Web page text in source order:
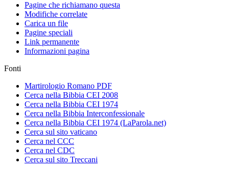
Pagine che richiamano questa
Modifiche correlate
Carica un file
Pagine speciali
Link permanente
Informazioni pagina
Fonti
Martirologio Romano PDF
Cerca nella Bibbia CEI 2008
Cerca nella Bibbia CEI 1974
Cerca nella Bibbia Interconfessionale
Cerca nella Bibbia CEI 1974 (LaParola.net)
Cerca sul sito vaticano
Cerca nel CCC
Cerca nel CDC
Cerca sul sito Treccani